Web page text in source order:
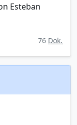
Esteban
76 Dok.